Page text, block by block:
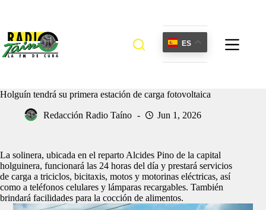
ES
Holguín tendrá su primera estación de carga fotovoltaica
Redacción Radio Taíno Jun 1, 2026
La solinera, ubicada en el reparto Alcides Pino de la capital
holguinera, funcionará las 24 horas del día y prestará servicios
de carga a triciclos, bicitaxis, motos y motorinas eléctricas, así
como a teléfonos celulares y lámparas recargables. También
brindará facilidades para la cocción de alimentos.